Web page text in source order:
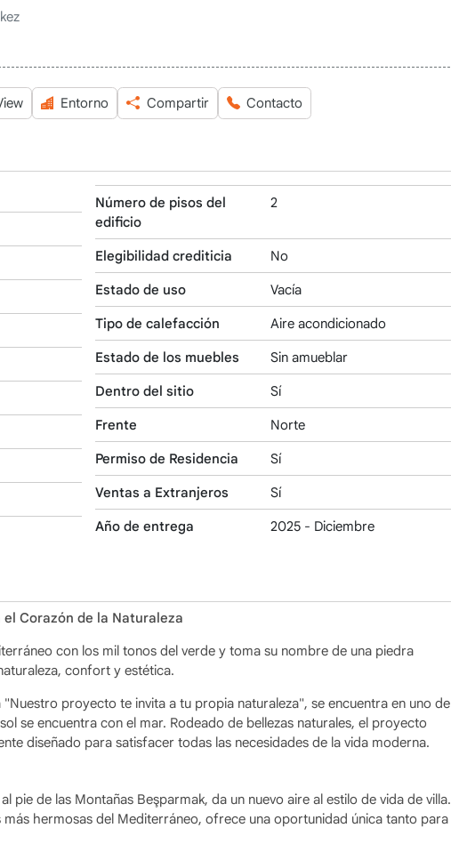
Entorno Compartir Contacto
Número de pisos del
edificio
2
Elegibilidad crediticia No
Estado de uso Vacía
Tipo de calefacción Aire acondicionado
Estado de los muebles Sin amueblar
Dentro del sitio Sí
Frente Norte
Permiso de Residencia Sí
Ventas a Extranjeros Sí
Año de entrega 2025 - Diciembre
Corazón de la Naturaleza
con los mil tonos del verde y toma su nombre de una piedra
confort y estética.
proyecto te invita a tu propia naturaleza", se encuentra en uno de
se encuentra con el mar. Rodeado de bellezas naturales, el proyecto
diseñado para satisfacer todas las necesidades de la vida moderna.
pie de las Montañas Beşparmak, da un nuevo aire al estilo de vida de villa.
hermosas del Mediterráneo, ofrece una oportunidad única tanto para